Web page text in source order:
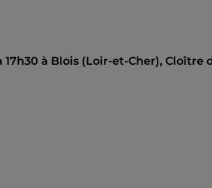
à Blois (Loir-et-Cher), Cloître